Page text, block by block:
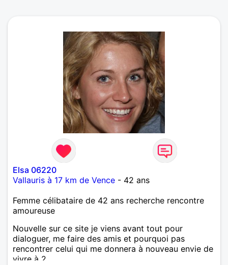
Elsa 06220
Vallauris à 17 km de Vence - 42 ans
Femme célibataire de 42 ans recherche rencontre
amoureuse
Nouvelle sur ce site je viens avant tout pour
dialoguer, me faire des amis et pourquoi pas
rencontrer celui qui me donnera à nouveau envie de
vivre à 2.